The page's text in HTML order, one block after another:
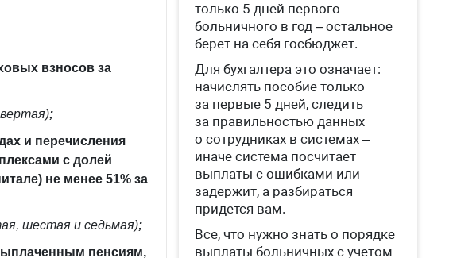
взносов за
;
и перечисления
с долей
не менее 51% за
шестая и седьмая);
пенсиям,
только 5 дней первого
больничного в год – остальное
берет на себя госбюджет.
Для бухгалтера это означает:
начислять пособие только
за первые 5 дней, следить
за правильностью данных
о сотрудниках в системах –
иначе система посчитает
выплаты с ошибками или
задержит, а разбираться
придется вам.
Все, что нужно знать о порядке
выплаты больничных с учетом